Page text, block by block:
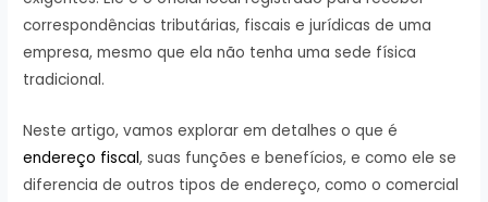
correspondências tributárias, fiscais e jurídicas de uma
empresa, mesmo que ela não tenha uma sede física
tradicional.
Neste artigo, vamos explorar em detalhes o que é
endereço fiscal, suas funções e benefícios, e como ele se
diferencia de outros tipos de endereço, como o comercial